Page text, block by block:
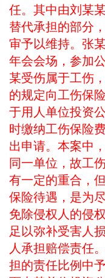
任。其中由刘某
替代承担的部分
审予以维持。张
年会会场，参加
某受伤属于工伤
的规定向工伤保
于用人单位投资
时缴纳工伤保险
出申请。本案中
同一单位，故工
有一定的重合，
保险待遇，是为
免除侵权人的侵
足以弥补受害人
人承担赔偿责任
担的责任比例中